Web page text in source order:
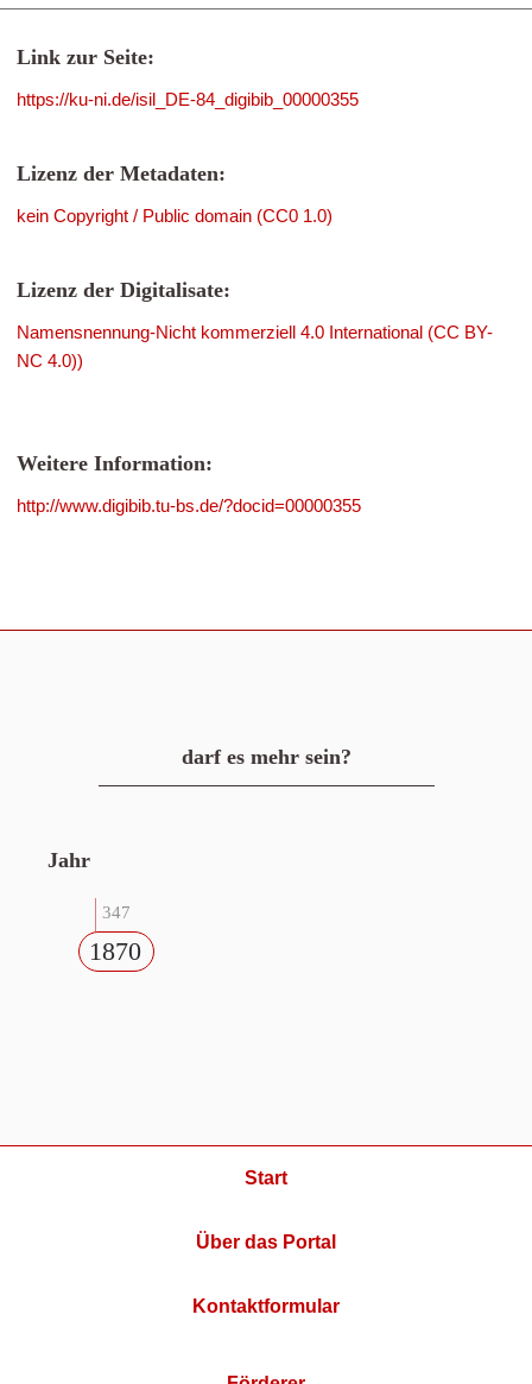
Link zur Seite:
https://ku-ni.de/isil_DE-84_digibib_00000355
Lizenz der Metadaten:
kein Copyright / Public domain (CC0 1.0)
Lizenz der Digitalisate:
Namensnennung-Nicht kommerziell 4.0 International (CC BY-
NC 4.0))
Weitere Information:
http://www.digibib.tu-bs.de/?docid=00000355
darf es mehr sein?
Jahr
347
1870
Start
Über das Portal
Kontaktformular